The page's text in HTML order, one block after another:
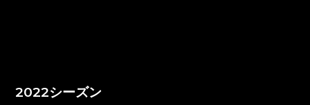
2022シーズン